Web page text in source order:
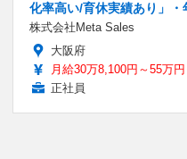
化率高い/育休実績あり」・
株式会社Meta Sales
大阪府
月給30万8,100円～55万円
正社員